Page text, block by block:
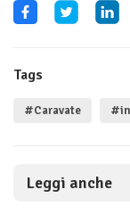
Tags
#Caravate
Leggi anche